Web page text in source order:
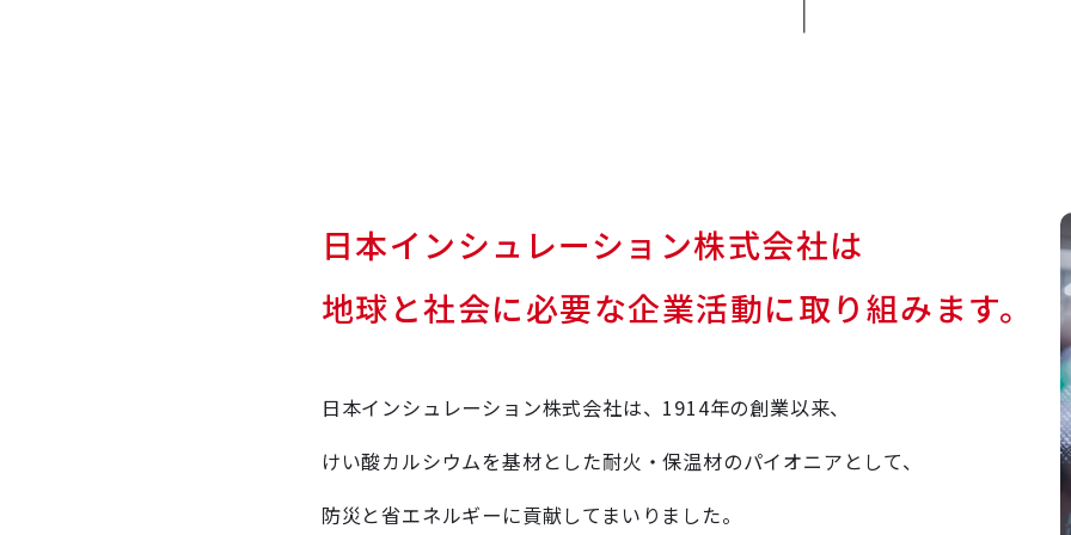
日本インシュレーション株式会社は
地球と社会に必要な企業活動に取り組みます。
日本インシュレーション株式会社は、1914年の創業以来、
けい酸カルシウムを基材とした耐火・保温材のパイオニアとして、
防災と省エネルギーに貢献してまいりました。